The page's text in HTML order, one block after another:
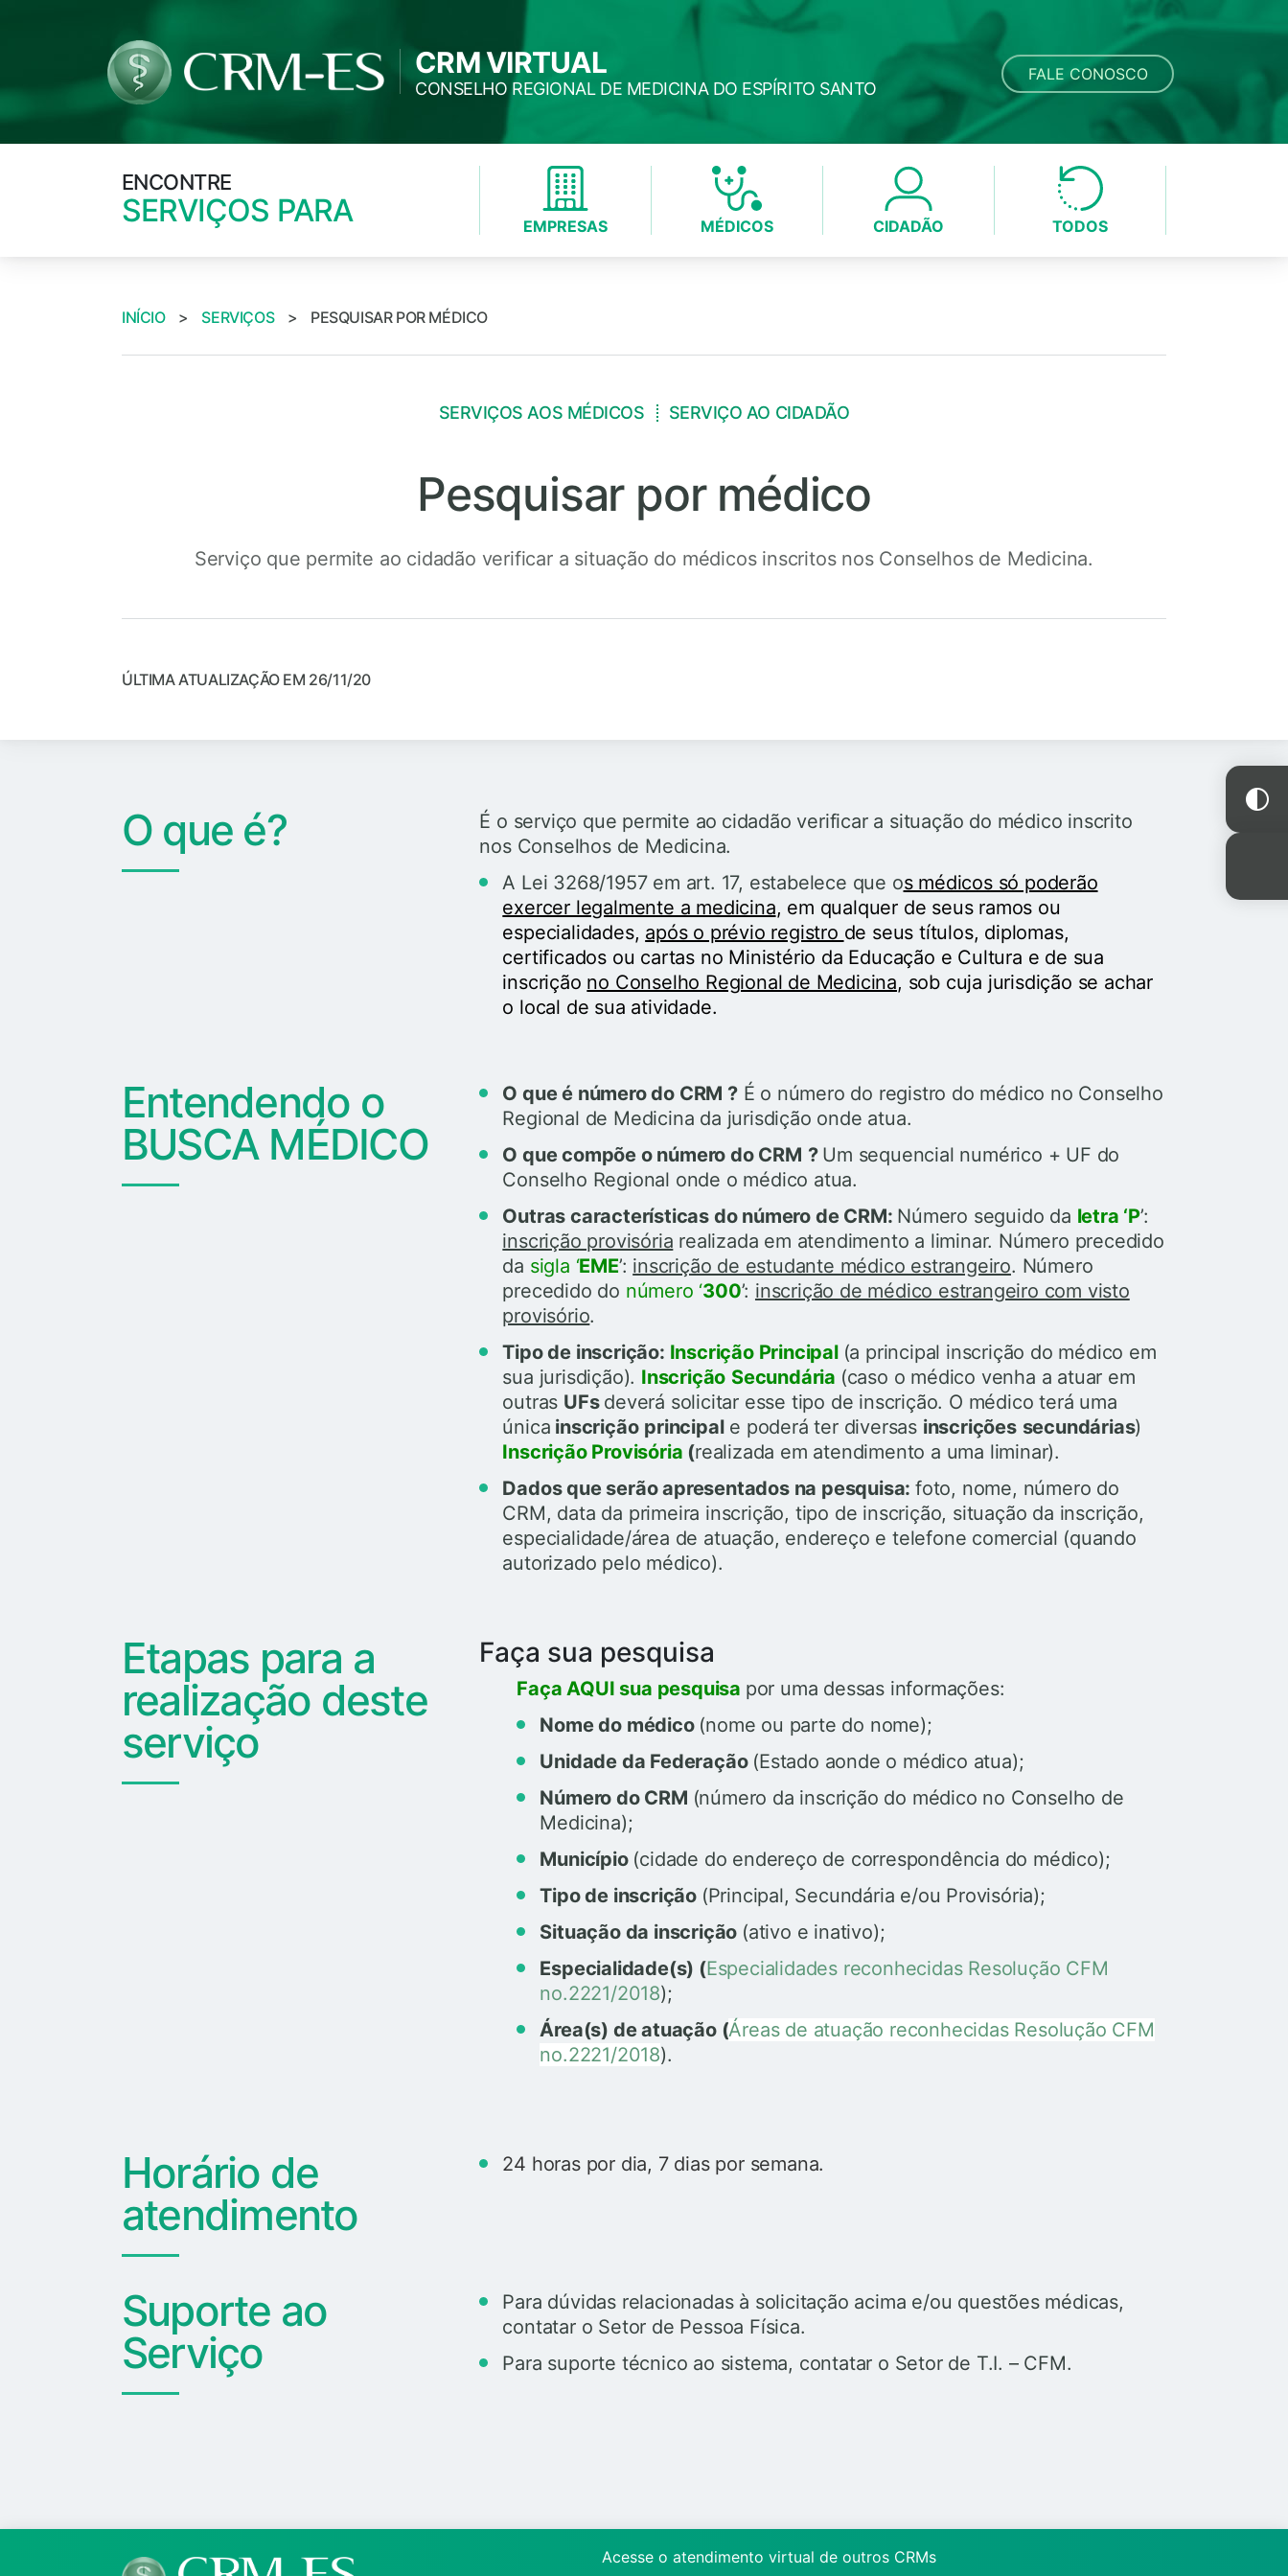
CRM VIRTUAL
CONSELHO REGIONAL DE MEDICINA DO ESPÍRITO SANTO
FALE CONOSCO
ENCONTRE
SERVIÇOS PARA EMPRESAS MÉDICOS CIDADÃO TODOS
INÍCIO > SERVIÇOS > PESQUISAR POR MÉDICO
SERVIÇOS AOS MÉDICOS SERVIÇO AO CIDADÃO
Pesquisar por médico
Serviço que permite ao cidadão verificar a situação do médicos inscritos nos Conselhos de Medicina.
ÚLTIMA ATUALIZAÇÃO EM 26/11/20
O que é? É o serviço que permite ao cidadão verificar a situação do médico inscrito
nos Conselhos de Medicina.
A Lei 3268/1957 em art. 17, estabelece que os médicos só poderão
exercer legalmente a medicina, em qualquer de seus ramos ou
especialidades, após o prévio registro de seus títulos, diplomas,
certificados ou cartas no Ministério da Educação e Cultura e de sua
inscrição no Conselho Regional de Medicina, sob cuja jurisdição se achar
o local de sua atividade.
Entendendo o
BUSCA MÉDICO
O que é número do CRM ?É o número do registro do médico no Conselho
Regional de Medicina da jurisdição onde atua.
O que compõe o número do CRM ? Um sequencial numérico + UF do
Conselho Regional onde o médico atua.
Outras características do número de CRM: Número seguido da letra ‘P’:
inscrição provisória realizada em atendimento a liminar. Número precedido
da sigla ‘EME’: inscrição de estudante médico estrangeiro. Número
precedido do número ‘300’: inscrição de médico estrangeiro com visto
provisório.
Tipo de inscrição: Inscrição Principal (a principal inscrição do médico em
sua jurisdição). Inscrição Secundária (caso o médico venha a atuar em
outras UFs deverá solicitar esse tipo de inscrição. O médico terá uma
única inscrição principale poderá ter diversas inscrições secundárias)
Inscrição Provisória (realizada em atendimento a uma liminar).
Dados que serão apresentados na pesquisa: foto, nome, número do
CRM, data da primeira inscrição, tipo de inscrição, situação da inscrição,
especialidade/área de atuação, endereço e telefone comercial (quando
autorizado pelo médico).
Etapas para a
realização deste
serviço
Faça sua pesquisa
Faça AQUI sua pesquisa por uma dessas informações:
Nome do médico (nome ou parte do nome);
Unidade da Federação (Estado aonde o médico atua);
Número do CRM (número da inscrição do médico no Conselho de
Medicina);
Município (cidade do endereço de correspondência do médico);
Tipo de inscrição (Principal, Secundária e/ou Provisória);
Situação da inscrição (ativo e inativo);
Especialidade(s) (Especialidades reconhecidas Resolução CFM
no.2221/2018);
Área(s) de atuação (Áreas de atuação reconhecidas Resolução CFM
no.2221/2018).
Horário de
atendimento
24 horas por dia, 7 dias por semana.
Suporte ao
Serviço
Para dúvidas relacionadas à solicitação acima e/ou questões médicas,
contatar o Setor de Pessoa Física.
Para suporte técnico ao sistema, contatar o Setor de T.I. – CFM.
Acesse o atendimento virtual de outros CRMs